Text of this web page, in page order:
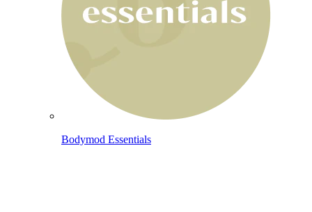
Bodymod Essentials